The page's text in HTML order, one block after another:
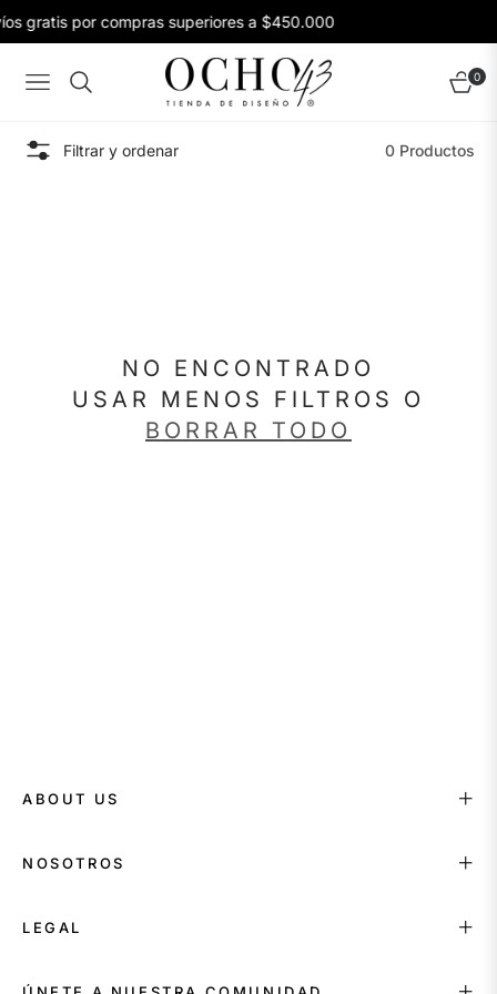
gratis por compras superiores a $450.000
Navigation Carrito
0
Filtrar y ordenar 0 Productos
NO ENCONTRADO
USAR MENOS FILTROS O
BORRAR TODO
ABOUT US
NOSOTROS
LEGAL